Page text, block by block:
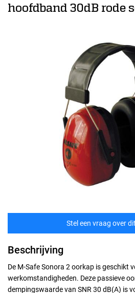
hoofdband 30dB rode
Stel een vraag over
Beschrijving
De M-Safe Sonora 2 oorkap is geschikt
werkomstandigheden. Deze passieve
dempingswaarde van SNR 30 dB(A) is